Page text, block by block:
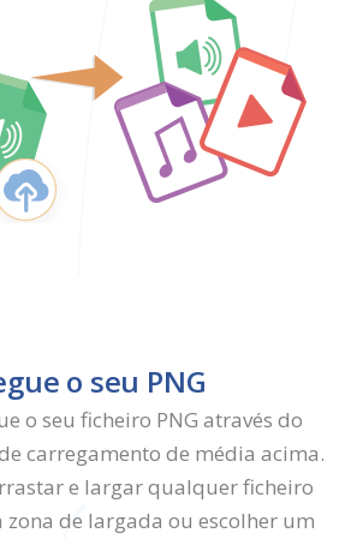
o seu PNG
o seu ficheiro PNG através do
carregamento de média acima.
e largar qualquer ficheiro
zona de largada ou escolher um